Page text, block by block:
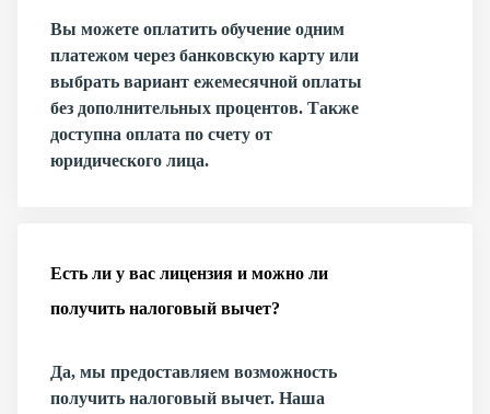
Вы можете оплатить обучение одним
платежом через банковскую карту или
выбрать вариант ежемесячной оплаты
без дополнительных процентов. Также
доступна оплата по счету от
юридического лица.
Есть ли у вас лицензия и можно ли
получить налоговый вычет?
Да, мы предоставляем возможность
получить налоговый вычет. Наша